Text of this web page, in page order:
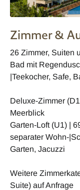
Zimmer &
26 Zimmer, Suiten
Bad mit
|Teekocher, Safe,
Deluxe-Zimmer
Meerblick
Garten-Loft (U1) |
separater Wohn-
Garten, Jacuzzi
Weitere
Suite) auf Anfrage